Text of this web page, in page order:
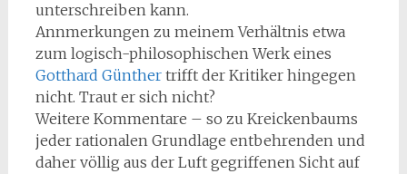
unterschreiben kann.
Annmerkungen zu meinem Verhältnis etwa
zum logisch-philosophischen Werk eines
Gotthard Günthertrifft der Kritiker hingegen
nicht. Traut er sich nicht?
Weitere Kommentare – so zu Kreickenbaums
jeder rationalen Grundlage entbehrenden und
daher völlig aus der Luft gegriffenen Sicht auf